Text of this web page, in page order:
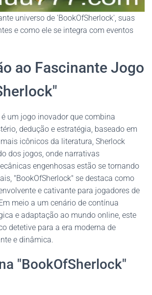
universo de 'BookOfSherlock', suas
e como ele se integra com eventos
ao Fascinante Jogo
é um jogo inovador que combina
dedução e estratégia, baseado em
icônicos da literatura, Sherlock
dos jogos, onde narrativas
engenhosas estão se tornando
"BookOfSherlock" se destaca como
e cativante para jogadores de
meio a um cenário de contínua
e adaptação ao mundo online, este
detetive para a era moderna de
e dinâmica.
"BookOfSherlock"